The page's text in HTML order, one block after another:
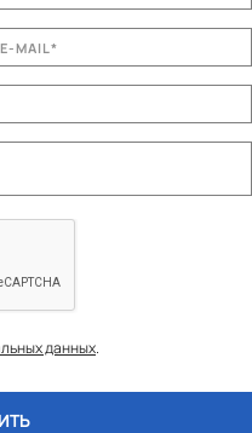
данных.